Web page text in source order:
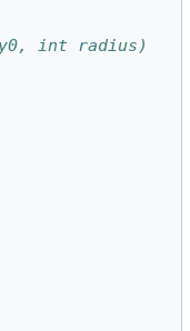
int radius)